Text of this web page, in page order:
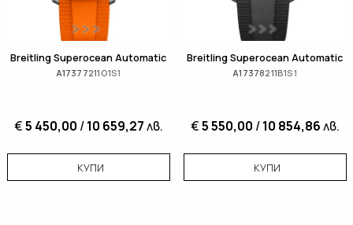
Breitling Superocean Automatic
A17377211O1S1
€5 450,00 /10 659,27лв.
КУПИ
Breitling Superocean Automatic
A17378211B1S1
€5 550,00 /10 854,86лв.
КУПИ